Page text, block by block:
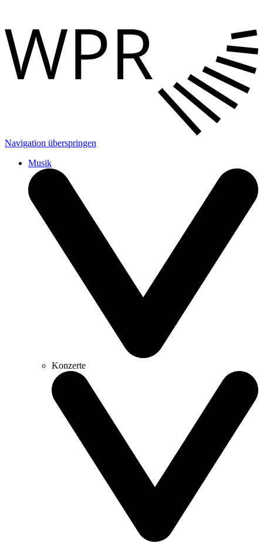
Navigation überspringen
Musik
Konzerte